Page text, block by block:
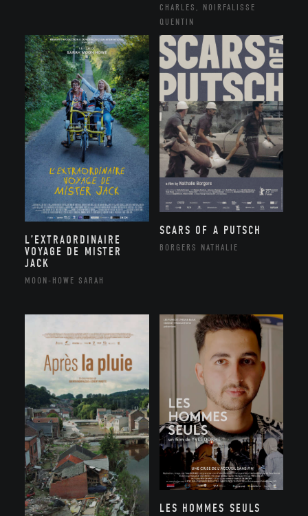
CHARLES, NOIRFALISSE
QUENTIN
L’EXTRAORDINAIRE
VOYAGE DE MISTER
JACK
MOON-HOWE SARAH
SCARS OF A PUTSCH
BORGERS NATHALIE
LES HOMMES SEULS